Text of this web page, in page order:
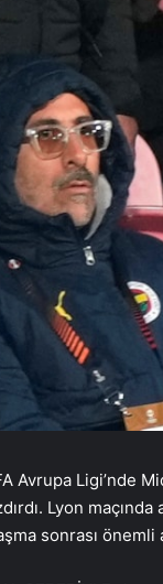
Avrupa Ligi’nde
Lyon
sonrası önemli